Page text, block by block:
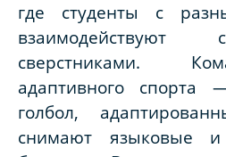
где студенты с
сверстниками.
адаптивного спорта
голбол,
снимают языковые и